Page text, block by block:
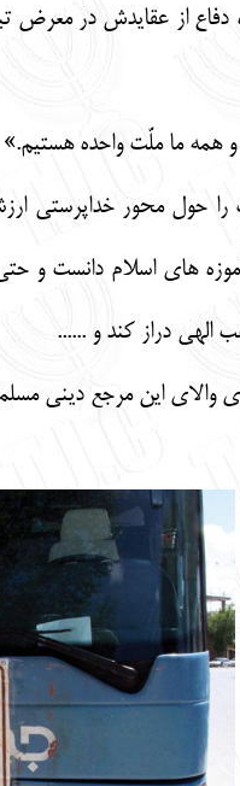
از عقایدش در معرض
همه ما ملّت واحده هستیم.»
حول محور خداپرستی
های اسلام دانست و
الهی دراز کند و ......
والای این مرجع دینی